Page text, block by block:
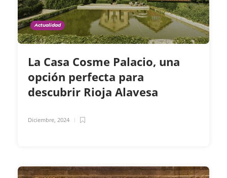
Actualidad
La Casa Cosme Palacio, una
opción perfecta para
descubrir Rioja Alavesa
Diciembre, 2024